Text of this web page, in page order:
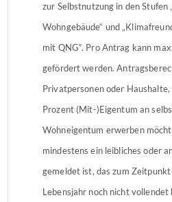
zur Selbstnutzung in den Stufen
Wohngebäude“ und
mit QNG“. Pro Antrag kann
gefördert werden.
Privatpersonen oder
Prozent (Mit-)Eigentum an
Wohneigentum erwerben
mindestens ein leibliches oder
gemeldet ist, das zum
Lebensjahr noch nicht vollendet